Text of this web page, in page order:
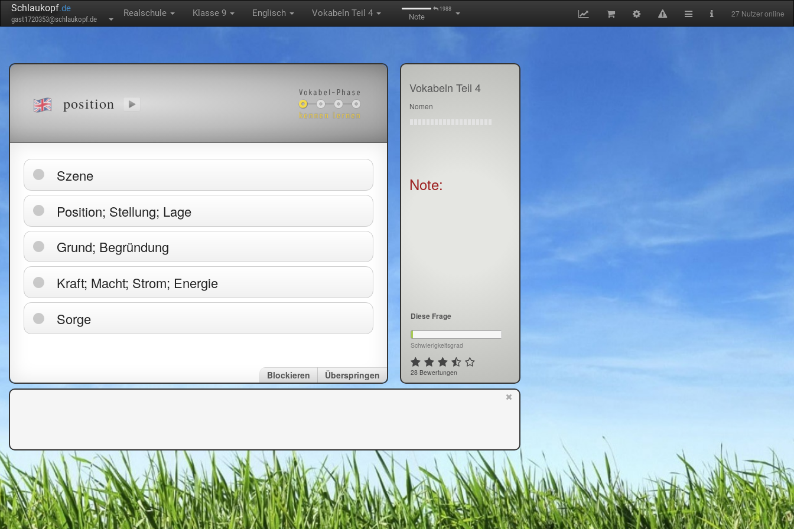
Schlaukopf.de
gast1720353@schlaukopf.de
Realschule Klasse 9 Englisch Vokabeln Teil 4 1988
Note 27 Nutzer online
position
Szene
Position; Stellung; Lage
Grund; Begründung
Kraft; Macht; Strom; Energie
Sorge
Überspringen
Blockieren
Vokabeln Teil 4
Nomen
Note:
Diese Frage
Schwierigkeitsgrad
28 Bewertungen